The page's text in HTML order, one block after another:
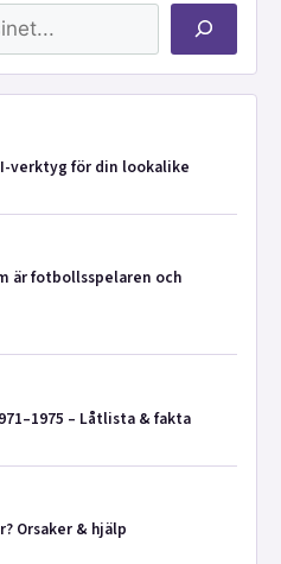
verktyg för din lookalike
är fotbollsspelaren och
– Låtlista & fakta
Orsaker & hjälp